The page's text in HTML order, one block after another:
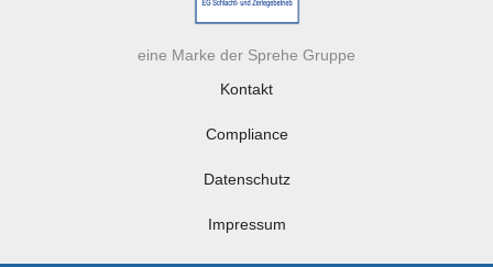
eine Marke der Sprehe Gruppe
Kontakt
Compliance
Datenschutz
Impressum